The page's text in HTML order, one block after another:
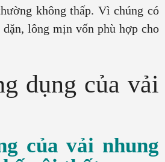
không thấp. Vì chúng có
dặn, lông mịn vốn phù hợp cho
dụng của vải
của vải nhung